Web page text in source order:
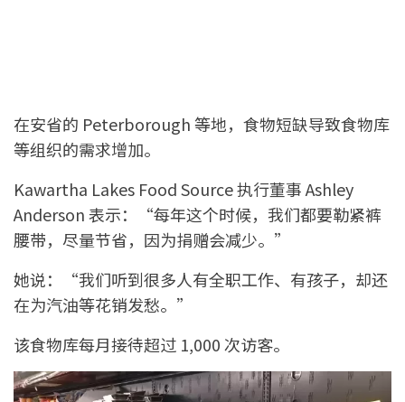
在安省的 Peterborough 等地，食物短缺导致食物库
等组织的需求增加。
Kawartha Lakes Food Source 执行董事 Ashley
Anderson 表示：“每年这个时候，我们都要勒紧裤
腰带，尽量节省，因为捐赠会减少。”
她说：“我们听到很多人有全职工作、有孩子，却还
在为汽油等花销发愁。”
该食物库每月接待超过 1,000 次访客。